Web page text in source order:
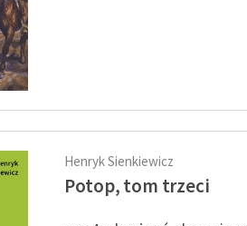
Henryk Sienkiewicz
Potop, tom trzeci